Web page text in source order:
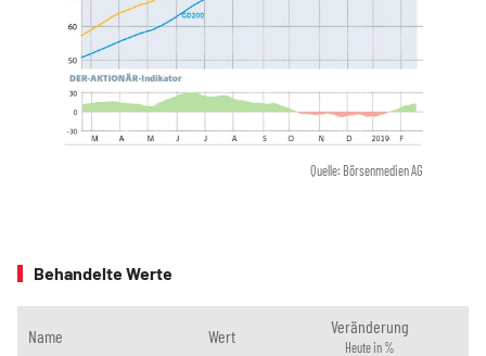
Quelle: Börsenmedien AG
Behandelte Werte
Name Wert Veränderung
Heute in %